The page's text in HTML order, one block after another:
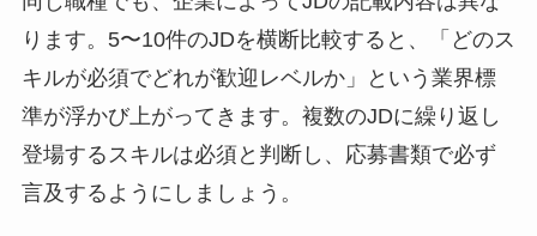
ります。5〜10件のJDを横断比較すると、「どのス
キルが必須でどれが歓迎レベルか」という業界標
準が浮かび上がってきます。複数のJDに繰り返し
登場するスキルは必須と判断し、応募書類で必ず
言及するようにしましょう。